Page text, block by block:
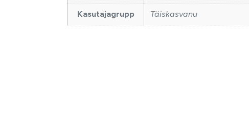
Kasutajagrupp Täiskasvanu